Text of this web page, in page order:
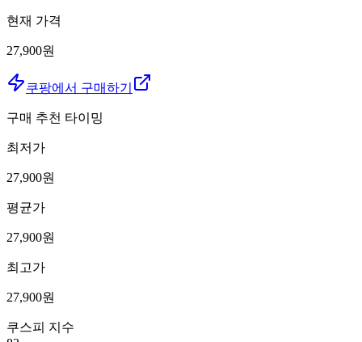
현재 가격
27,900원
쿠팡에서 구매하기
구매 추천 타이밍
최저가
27,900원
평균가
27,900원
최고가
27,900원
쿠스피 지수